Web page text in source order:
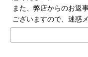
また、弊店からのお返
ございますので、迷惑